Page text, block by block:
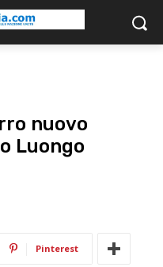
nuovo
Luongo
Pinterest